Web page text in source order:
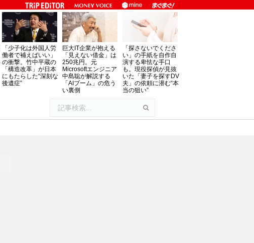
「少子化は外国人労
働者で補えばいい」
の衝撃。竹中平蔵の
「構造改革」が日本
にもたらした“深刻な
後遺症”
巨大IT企業が抱える
「見えない借金」は
250兆円。元
Microsoftエンジニア
中島聡が解説する
「AIブーム」の危う
い裏側
「探さないでくださ
い」の手紙を自作自
演する卑怯な手口
も。現役探偵が見抜
いた「妻子を探すDV
夫」の依頼に潜む“本
当の狙い”